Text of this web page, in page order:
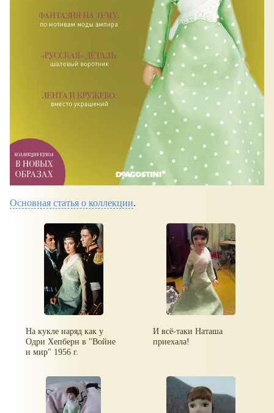
Основная статья о коллекции.
На кукле наряд как у
Одри Хепберн в "Войне
и мир" 1956 г.
И всё-таки Наташа
приехала!